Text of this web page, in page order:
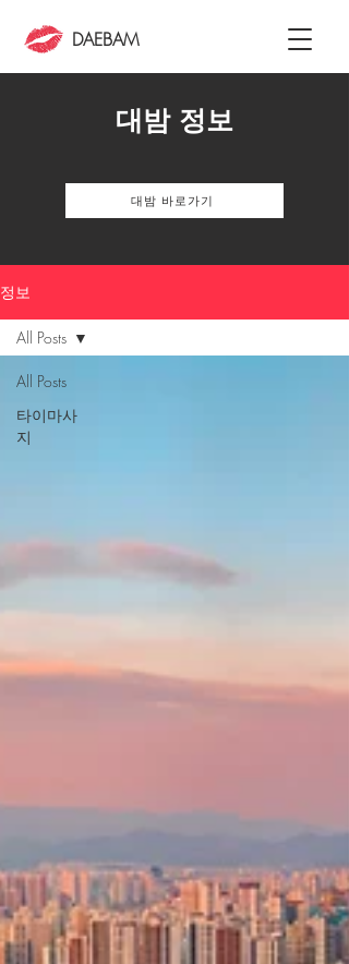
DAEBAM
대밤 정보
대밤 바로가기
정보
All Posts
타이마사
지
All Posts